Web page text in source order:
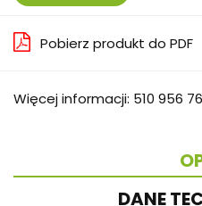
Pobierz produkt do PDF
Więcej informacji: 510 956
DANE